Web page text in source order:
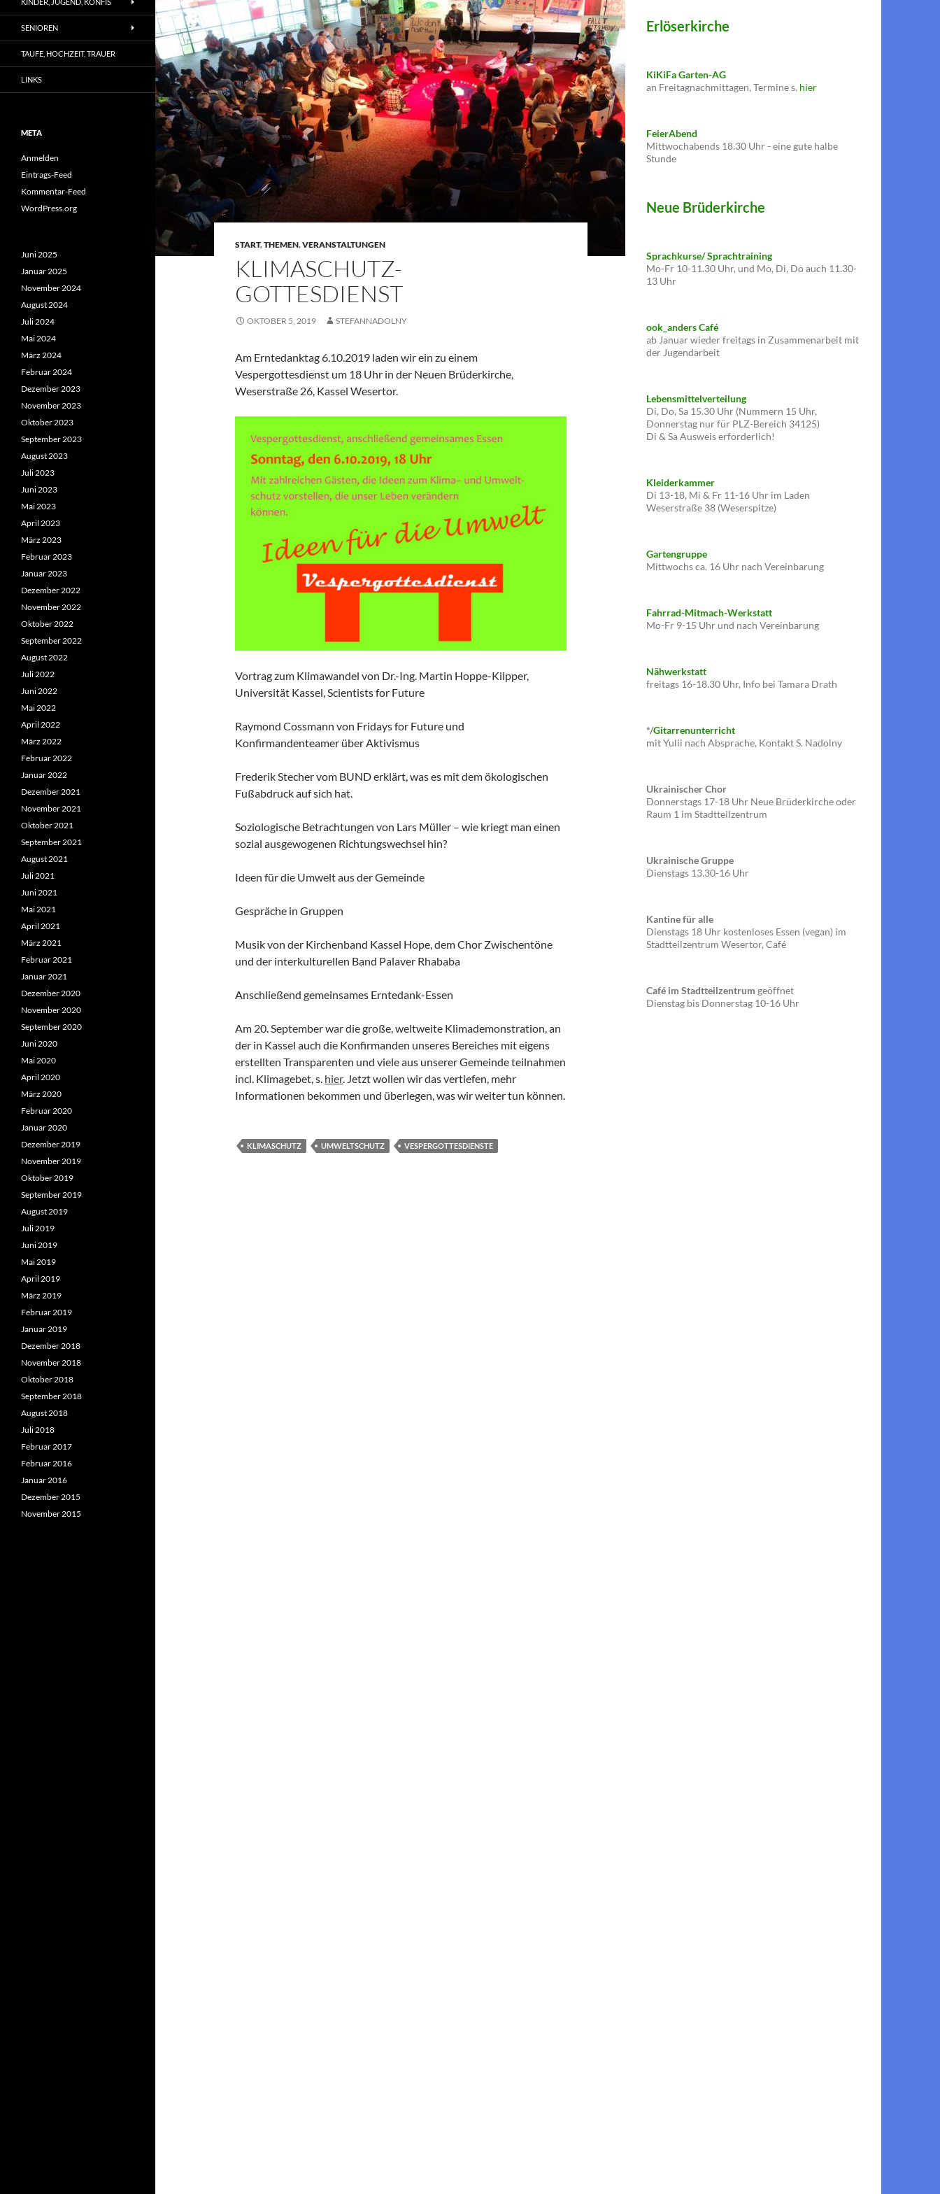
START,THEMEN,VERANSTALTUNGEN
KLIMASCHUTZ-
GOTTESDIENST
OKTOBER 5, 2019 STEFANNADOLNY
Am Erntedanktag 6.10.2019 laden wir ein zu einem
Vespergottesdienst um 18 Uhr in der Neuen Brüderkirche,
Weserstraße 26, Kassel Wesertor.
Vortrag zum Klimawandel von Dr.-Ing. Martin Hoppe-Kilpper,
Universität Kassel, Scientists for Future
Raymond Cossmann von Fridays for Future und
Konfirmandenteamer über Aktivismus
Frederik Stecher vom BUND erklärt, was es mit dem ökologischen
Fußabdruck auf sich hat.
Soziologische Betrachtungen von Lars Müller – wie kriegt man einen
sozial ausgewogenen Richtungswechsel hin?
Ideen für die Umwelt aus der Gemeinde
Gespräche in Gruppen
Musik von der Kirchenband Kassel Hope, dem Chor Zwischentöne
und der interkulturellen Band Palaver Rhababa
Anschließend gemeinsames Erntedank-Essen
Am 20. September war die große, weltweite Klimademonstration, an
der in Kassel auch die Konfirmanden unseres Bereiches mit eigens
erstellten Transparenten und viele aus unserer Gemeinde teilnahmen
incl. Klimagebet, s. hier. Jetzt wollen wir das vertiefen, mehr
Informationen bekommen und überlegen, was wir weiter tun können.
KLIMASCHUTZ UMWELTSCHUTZ VESPERGOTTESDIENSTE
Erlöserkirche
KiKiFa Garten-AG
an Freitagnachmittagen, Termine s. hier
FeierAbend
Mittwochabends 18.30 Uhr - eine gute halbe
Stunde
Neue Brüderkirche
Sprachkurse/ Sprachtraining
Mo-Fr 10-11.30 Uhr, und Mo, Di, Do auch 11.30-
13 Uhr
ook_anders Café
ab Januar wieder freitags in Zusammenarbeit mit
der Jugendarbeit
Lebensmittelverteilung
Di, Do, Sa 15.30 Uhr (Nummern 15 Uhr,
Donnerstag nur für PLZ-Bereich 34125)
Di & Sa Ausweis erforderlich!
Kleiderkammer
Di 13-18, Mi & Fr 11-16 Uhr im Laden
Weserstraße 38 (Weserspitze)
Gartengruppe
Mittwochs ca. 16 Uhr nach Vereinbarung
Fahrrad-Mitmach-Werkstatt
Mo-Fr 9-15 Uhr und nach Vereinbarung
Nähwerkstatt
freitags 16-18.30 Uhr, Info bei Tamara Drath
*/Gitarrenunterricht
mit Yulii nach Absprache, Kontakt S. Nadolny
Ukrainischer Chor
Donnerstags 17-18 Uhr Neue Brüderkirche oder
Raum 1 im Stadtteilzentrum
Ukrainische Gruppe
Dienstags 13.30-16 Uhr
Kantine für alle
Dienstags 18 Uhr kostenloses Essen (vegan) im
Stadtteilzentrum Wesertor, Café
Café im Stadtteilzentrum geöffnet
Dienstag bis Donnerstag 10-16 Uhr
SENIOREN
TAUFE, HOCHZEIT, TRAUER
LINKS
META
Anmelden
Eintrags-Feed
Kommentar-Feed
WordPress.org
Juni 2025
Januar 2025
November 2024
August 2024
Juli 2024
Mai 2024
März 2024
Februar 2024
Dezember 2023
November 2023
Oktober 2023
September 2023
August 2023
Juli 2023
Juni 2023
Mai 2023
April 2023
März 2023
Februar 2023
Januar 2023
Dezember 2022
November 2022
Oktober 2022
September 2022
August 2022
Juli 2022
Juni 2022
Mai 2022
April 2022
März 2022
Februar 2022
Januar 2022
Dezember 2021
November 2021
Oktober 2021
September 2021
August 2021
Juli 2021
Juni 2021
Mai 2021
April 2021
März 2021
Februar 2021
Januar 2021
Dezember 2020
November 2020
September 2020
Juni 2020
Mai 2020
April 2020
März 2020
Februar 2020
Januar 2020
Dezember 2019
November 2019
Oktober 2019
September 2019
August 2019
Juli 2019
Juni 2019
Mai 2019
April 2019
März 2019
Februar 2019
Januar 2019
Dezember 2018
November 2018
Oktober 2018
September 2018
August 2018
Juli 2018
Februar 2017
Februar 2016
Januar 2016
Dezember 2015
November 2015